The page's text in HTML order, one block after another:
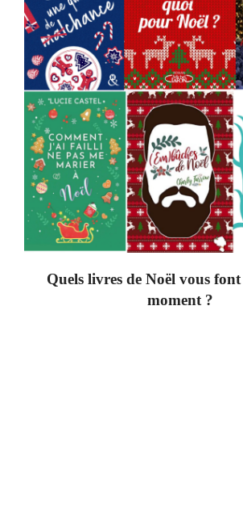
Quels livres de Noël vous font
moment ?